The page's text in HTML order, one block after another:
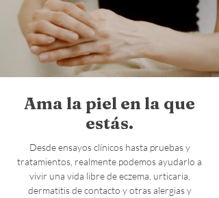
Ama la piel en la que
estás.
Desde ensayos clínicos hasta pruebas y
tratamientos, realmente podemos ayudarlo a
vivir una vida libre de eczema, urticaria,
dermatitis de contacto y otras alergias y